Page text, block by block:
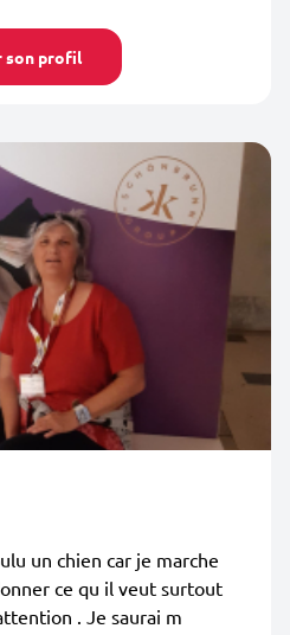
son profil
un chien car je marche
ce qu il veut surtout
. Je saurai m